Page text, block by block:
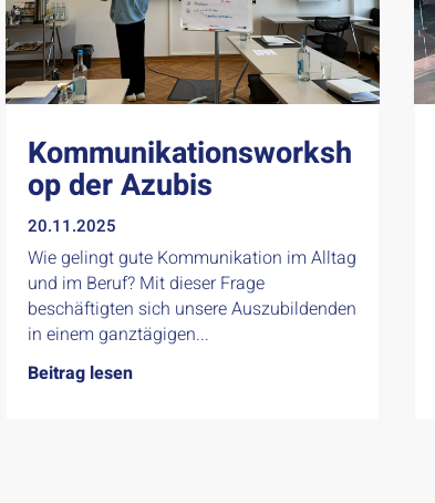
Kommunikationsworksh
op der Azubis
20.11.2025
Wie gelingt gute Kommunikation im Alltag
und im Beruf? Mit dieser Frage
beschäftigten sich unsere Auszubildenden
in einem ganztägigen...
Beitrag lesen